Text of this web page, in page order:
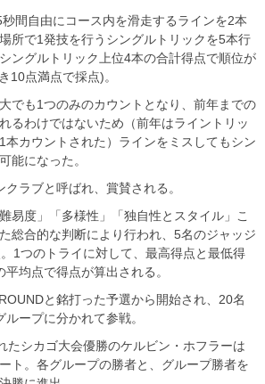
秒間自由にコース内を滑走するラインを2本
所で1発技を行うシングルトリックを5本行
ングルトリック上位4本の合計得点で順位が
10点満点で採点)。
でも1つのみのカウントとなり、前年までの
るわけではないため（前年はライントリッ
本カウントされた）ラインをミスしてもシン
能になった。
ラブと呼ばれ、賞賛される。
易度」「多様性」「独自性とスタイル」こ
総合的な判断により行われ、5名のジャッジ
1つのトライに対して、最高得点と最低得
均点で得点が算出される。
と銘打った予選から開始され、20名
ープに分かれて参戦。
シカゴ大会優勝のケルビン・ホフラーは
ト。各グループの勝者と、グループ勝者を